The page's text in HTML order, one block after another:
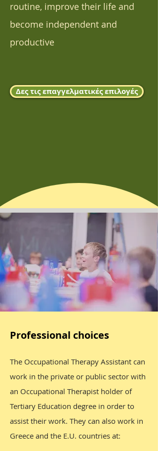
routine, improve their life and
become independent and
productive
Δες τις επαγγελματικές επιλογές
Professional choices
The Occupational Therapy Assistant can
work in the private or public sector with
an Occupational Therapist holder of
Tertiary Education degree in order to
assist their work. They can also work in
Greece and the E.U. countries at: